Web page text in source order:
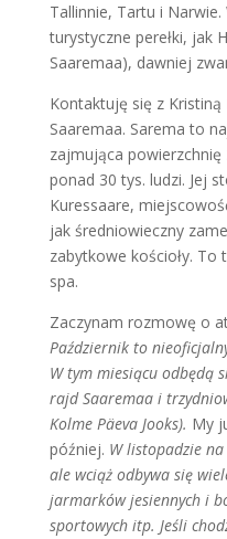
Tallinnie, Tartu i
turystyczne perełki, jak
Saaremaa), dawniej
Kontaktuję się z
Saaremaa. Sarema to
zajmująca powierzchnię
ponad 30 tys. ludzi. Jej
Kuressaare,
jak średniowieczny
zabytkowe kościoły.
spa.
Zaczynam rozmowę o
Październik to
W tym miesiącu odbędą
rajd Saaremaa i
Kolme Päeva Jooks). My
później. W listopadzie
ale wciąż odbywa się
jarmarków jesiennych i
sportowych itp. Jeśli